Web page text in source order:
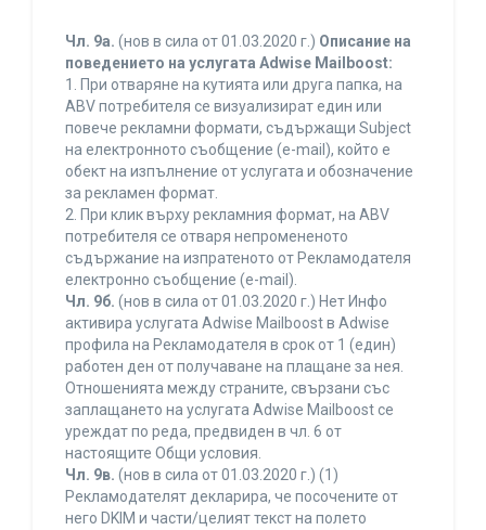
Чл. 9а. (нов в сила от 01.03.2020 г.) Описание на
поведението на услугата Adwise Mailboost:
1. При отваряне на кутията или друга папка, на
ABV потребителя се визуализират един или
повече рекламни формати, съдържащи Subject
на електронното съобщение (e-mail), който е
обект на изпълнение от услугата и обозначение
за рекламен формат.
2. При клик върху рекламния формат, на ABV
потребителя се отваря непромененото
съдържание на изпратеното от Рекламодателя
електронно съобщение (e-mail).
Чл. 9б. (нов в сила от 01.03.2020 г.) Нет Инфо
активира услугата Adwise Mailboost в Adwise
профила на Рекламодателя в срок от 1 (един)
работен ден от получаване на плащане за нея.
Отношенията между страните, свързани със
заплащането на услугата Adwise Mailboost се
уреждат по реда, предвиден в чл. 6 от
настоящите Общи условия.
Чл. 9в. (нов в сила от 01.03.2020 г.) (1)
Рекламодателят декларира, че посочените от
него DKIM и части/целият текст на полето